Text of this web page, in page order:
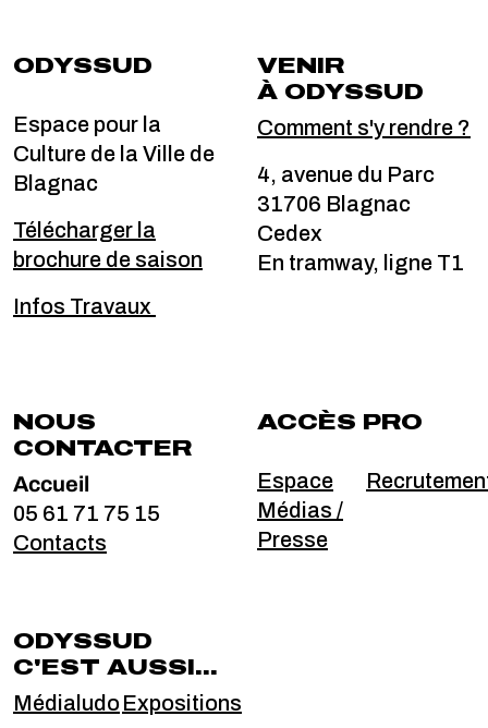
ODYSSUD
Espace pour la
Culture de la Ville de
Blagnac
Télécharger la
brochure de saison
Infos Travaux
VENIR
À ODYSSUD
Comment s'y rendre ?
4, avenue du Parc
31706 Blagnac
Cedex
En tramway, ligne T1
NOUS
CONTACTER
Accueil
05 61 71 75 15
Contacts
ACCÈS PRO
Espace
Médias /
Presse
ODYSSUD
C'EST AUSSI...
MédialudoExpositions